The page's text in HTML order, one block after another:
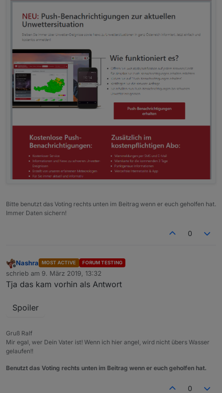
Bitte benutzt das Voting rechts unten im Beitrag wenn er euch geholfen hat.
Immer Daten sichern!
0
Offline
Nashra MOST ACTIVE FORUM TESTING
schrieb am 9. März 2019, 13:32
zuletzt editiert von
Tja das kam vorhin als Antwort
Spoiler
Gruß Ralf
Mir egal, wer Dein Vater ist! Wenn ich hier angel, wird nicht übers Wasser
gelaufen!!
Benutzt das Voting rechts unten im Beitrag wenn er euch geholfen hat.
0